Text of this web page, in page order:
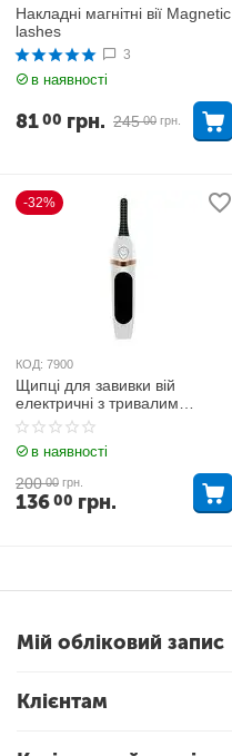
Накладні магнітні вії Magnetic
lashes
3
в наявності
245 00 грн.
8100 грн.
-32%
КОД: 7900
Щипці для завивки вій
електричні з тривалим
ефектом
в наявності
200 00 грн.
13600 грн.
Мій обліковий запис
Клієнтам